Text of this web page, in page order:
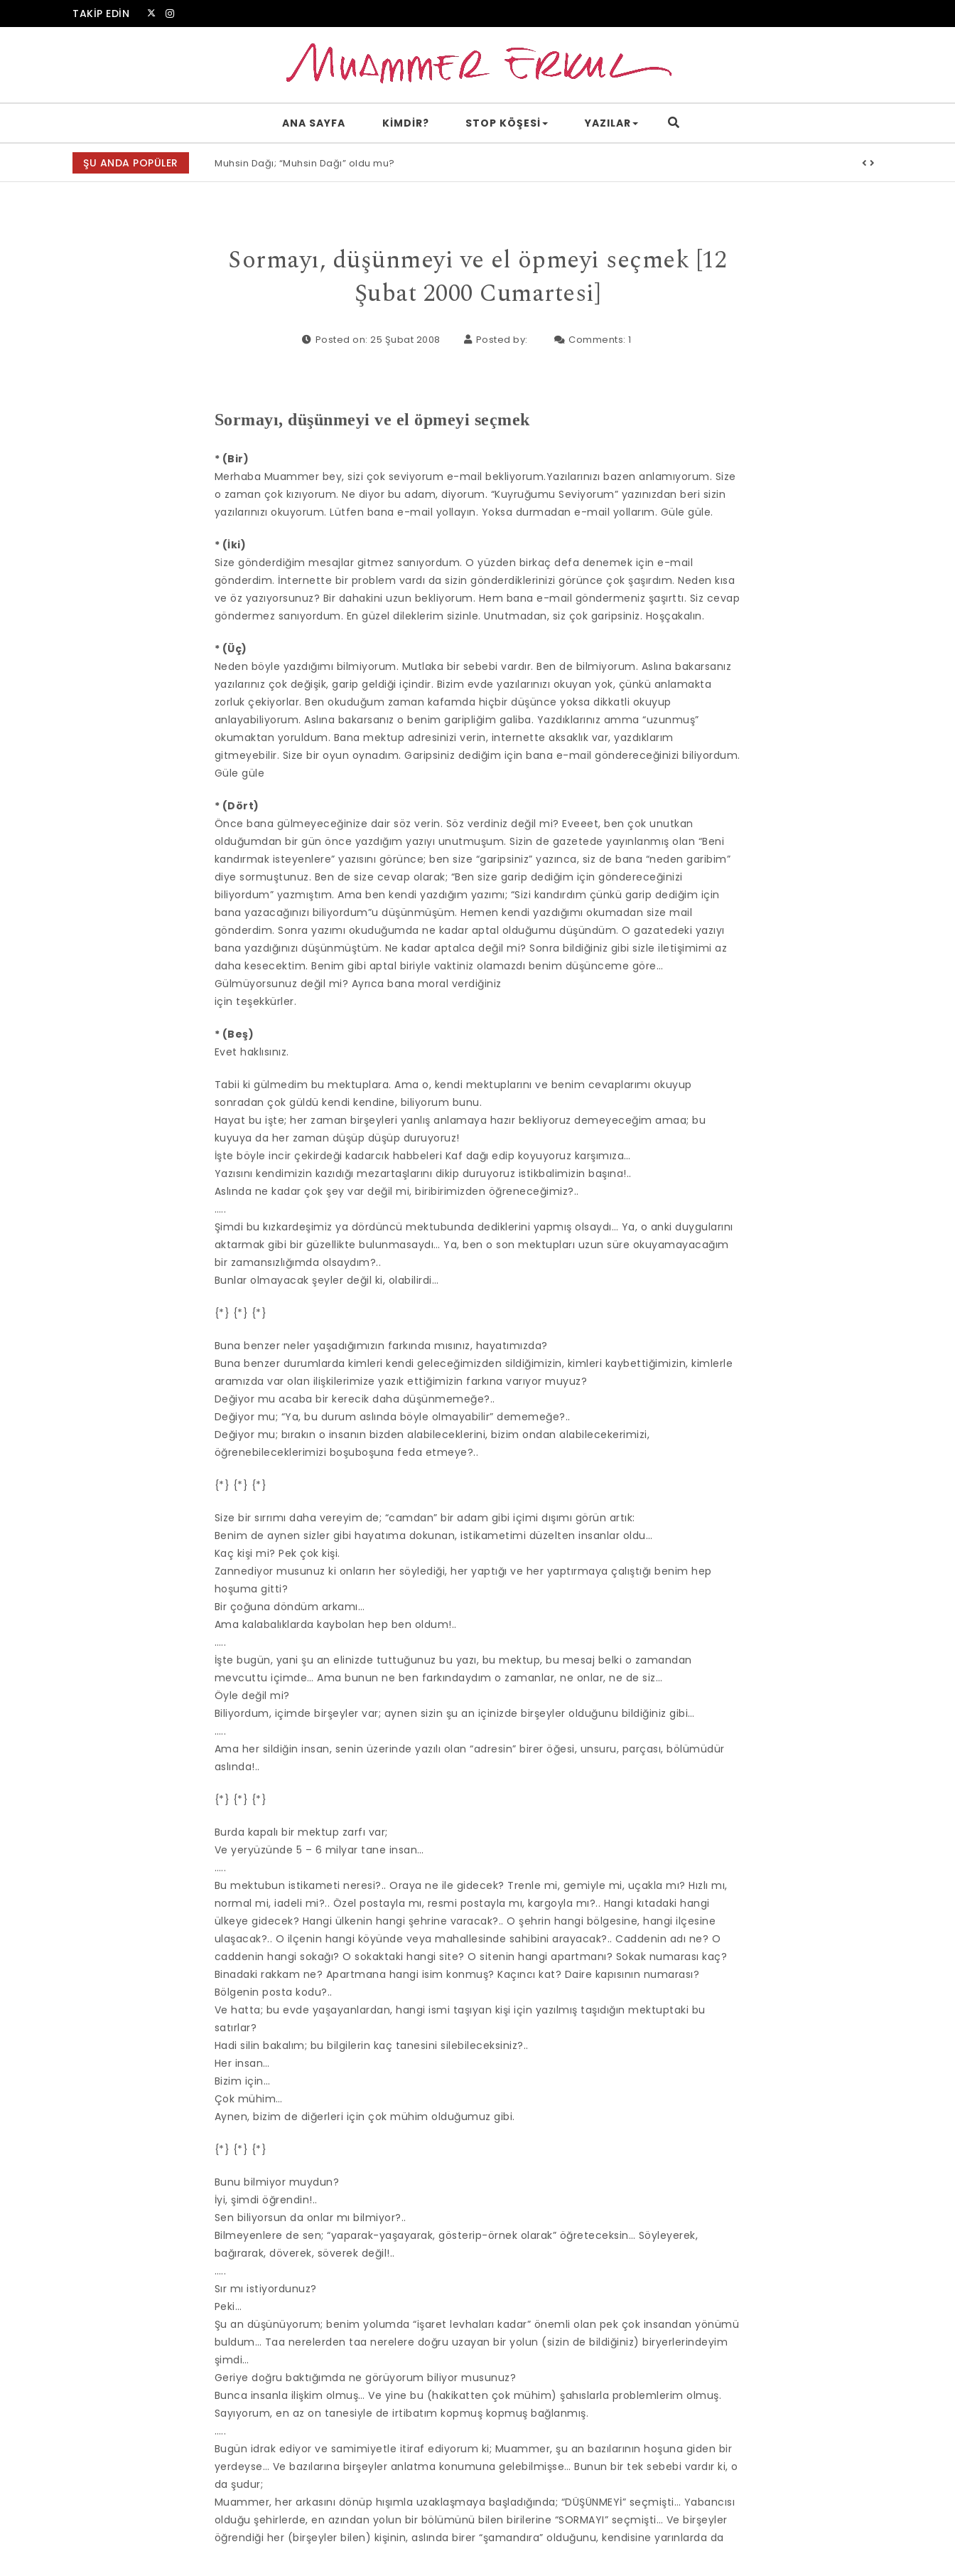
Skip to contentTAKİP EDİN
ANA SAYFA KİMDİR? STOP KÖŞESI YAZILAR
ŞU ANDA POPÜLER Muhsin Dağı; “Muhsin Dağı” oldu mu?
Allah bir, dese sözüne inanır mısın?
Sormayı, düşünmeyi ve el öpmeyi seçmek [12
Şubat 2000 Cumartesi]
Posted on: 25 Şubat 2008 Posted by: Comments:1
Sormayı, düşünmeyi ve el öpmeyi seçmek
* (Bir)
Merhaba Muammer bey, sizi çok seviyorum e-mail bekliyorum.Yazılarınızı bazen anlamıyorum. Size
o zaman çok kızıyorum. Ne diyor bu adam, diyorum. “Kuyruğumu Seviyorum” yazınızdan beri sizin
yazılarınızı okuyorum. Lütfen bana e-mail yollayın. Yoksa durmadan e-mail yollarım. Güle güle.
* (İki)
Size gönderdiğim mesajlar gitmez sanıyordum. O yüzden birkaç defa denemek için e-mail
gönderdim. İnternette bir problem vardı da sizin gönderdiklerinizi görünce çok şaşırdım. Neden kısa
ve öz yazıyorsunuz? Bir dahakini uzun bekliyorum. Hem bana e-mail göndermeniz şaşırttı. Siz cevap
göndermez sanıyordum. En güzel dileklerim sizinle. Unutmadan, siz çok garipsiniz. Hoşçakalın.
* (Üç)
Neden böyle yazdığımı bilmiyorum. Mutlaka bir sebebi vardır. Ben de bilmiyorum. Aslına bakarsanız
yazılarınız çok değişik, garip geldiği içindir. Bizim evde yazılarınızı okuyan yok, çünkü anlamakta
zorluk çekiyorlar. Ben okuduğum zaman kafamda hiçbir düşünce yoksa dikkatli okuyup
anlayabiliyorum. Aslına bakarsanız o benim garipliğim galiba. Yazdıklarınız amma “uzunmuş”
okumaktan yoruldum. Bana mektup adresinizi verin, internette aksaklık var, yazdıklarım
gitmeyebilir. Size bir oyun oynadım. Garipsiniz dediğim için bana e-mail göndereceğinizi biliyordum.
Güle güle
* (Dört)
Önce bana gülmeyeceğinize dair söz verin. Söz verdiniz değil mi? Eveeet, ben çok unutkan
olduğumdan bir gün önce yazdığım yazıyı unutmuşum. Sizin de gazetede yayınlanmış olan “Beni
kandırmak isteyenlere” yazısını görünce; ben size “garipsiniz” yazınca, siz de bana “neden garibim”
diye sormuştunuz. Ben de size cevap olarak; “Ben size garip dediğim için göndereceğinizi
biliyordum” yazmıştım. Ama ben kendi yazdığım yazımı; “Sizi kandırdım çünkü garip dediğim için
bana yazacağınızı biliyordum”u düşünmüşüm. Hemen kendi yazdığımı okumadan size mail
gönderdim. Sonra yazımı okuduğumda ne kadar aptal olduğumu düşündüm. O gazatedeki yazıyı
bana yazdığınızı düşünmüştüm. Ne kadar aptalca değil mi? Sonra bildiğiniz gibi sizle iletişimimi az
daha kesecektim. Benim gibi aptal biriyle vaktiniz olamazdı benim düşünceme göre…
Gülmüyorsunuz değil mi? Ayrıca bana moral verdiğiniz
için teşekkürler.
* (Beş)
Evet haklısınız.
Tabii ki gülmedim bu mektuplara. Ama o, kendi mektuplarını ve benim cevaplarımı okuyup
sonradan çok güldü kendi kendine, biliyorum bunu.
Hayat bu işte; her zaman birşeyleri yanlış anlamaya hazır bekliyoruz demeyeceğim amaa; bu
kuyuya da her zaman düşüp düşüp duruyoruz!
İşte böyle incir çekirdeği kadarcık habbeleri Kaf dağı edip koyuyoruz karşımıza…
Yazısını kendimizin kazıdığı mezartaşlarını dikip duruyoruz istikbalimizin başına!..
Aslında ne kadar çok şey var değil mi, biribirimizden öğreneceğimiz?..
…..
Şimdi bu kızkardeşimiz ya dördüncü mektubunda dediklerini yapmış olsaydı… Ya, o anki duygularını
aktarmak gibi bir güzellikte bulunmasaydı… Ya, ben o son mektupları uzun süre okuyamayacağım
bir zamansızlığımda olsaydım?..
Bunlar olmayacak şeyler değil ki, olabilirdi…
{*} {*} {*}
Buna benzer neler yaşadığımızın farkında mısınız, hayatımızda?
Buna benzer durumlarda kimleri kendi geleceğimizden sildiğimizin, kimleri kaybettiğimizin, kimlerle
aramızda var olan ilişkilerimize yazık ettiğimizin farkına varıyor muyuz?
Değiyor mu acaba bir kerecik daha düşünmemeğe?..
Değiyor mu; “Ya, bu durum aslında böyle olmayabilir” dememeğe?..
Değiyor mu; bırakın o insanın bizden alabileceklerini, bizim ondan alabilecekerimizi,
öğrenebileceklerimizi boşuboşuna feda etmeye?..
{*} {*} {*}
Size bir sırrımı daha vereyim de; “camdan” bir adam gibi içimi dışımı görün artık:
Benim de aynen sizler gibi hayatıma dokunan, istikametimi düzelten insanlar oldu…
Kaç kişi mi? Pek çok kişi.
Zannediyor musunuz ki onların her söylediği, her yaptığı ve her yaptırmaya çalıştığı benim hep
hoşuma gitti?
Bir çoğuna döndüm arkamı…
Ama kalabalıklarda kaybolan hep ben oldum!..
…..
İşte bugün, yani şu an elinizde tuttuğunuz bu yazı, bu mektup, bu mesaj belki o zamandan
mevcuttu içimde… Ama bunun ne ben farkındaydım o zamanlar, ne onlar, ne de siz…
Öyle değil mi?
Biliyordum, içimde birşeyler var; aynen sizin şu an içinizde birşeyler olduğunu bildiğiniz gibi…
…..
Ama her sildiğin insan, senin üzerinde yazılı olan “adresin” birer öğesi, unsuru, parçası, bölümüdür
aslında!..
{*} {*} {*}
Burda kapalı bir mektup zarfı var;
Ve yeryüzünde 5 – 6 milyar tane insan…
…..
Bu mektubun istikameti neresi?.. Oraya ne ile gidecek? Trenle mi, gemiyle mi, uçakla mı? Hızlı mı,
normal mi, iadeli mi?.. Özel postayla mı, resmi postayla mı, kargoyla mı?.. Hangi kıtadaki hangi
ülkeye gidecek? Hangi ülkenin hangi şehrine varacak?.. O şehrin hangi bölgesine, hangi ilçesine
ulaşacak?.. O ilçenin hangi köyünde veya mahallesinde sahibini arayacak?.. Caddenin adı ne? O
caddenin hangi sokağı? O sokaktaki hangi site? O sitenin hangi apartmanı? Sokak numarası kaç?
Binadaki rakkam ne? Apartmana hangi isim konmuş? Kaçıncı kat? Daire kapısının numarası?
Bölgenin posta kodu?..
Ve hatta; bu evde yaşayanlardan, hangi ismi taşıyan kişi için yazılmış taşıdığın mektuptaki bu
satırlar?
Hadi silin bakalım; bu bilgilerin kaç tanesini silebileceksiniz?..
Her insan…
Bizim için…
Çok mühim…
Aynen, bizim de diğerleri için çok mühim olduğumuz gibi.
{*} {*} {*}
Bunu bilmiyor muydun?
İyi, şimdi öğrendin!..
Sen biliyorsun da onlar mı bilmiyor?..
Bilmeyenlere de sen; “yaparak-yaşayarak, gösterip-örnek olarak” öğreteceksin… Söyleyerek,
bağırarak, döverek, söverek değil!..
…..
Sır mı istiyordunuz?
Peki…
Şu an düşünüyorum; benim yolumda “işaret levhaları kadar” önemli olan pek çok insandan yönümü
buldum… Taa nerelerden taa nerelere doğru uzayan bir yolun (sizin de bildiğiniz) biryerlerindeyim
şimdi…
Geriye doğru baktığımda ne görüyorum biliyor musunuz?
Bunca insanla ilişkim olmuş… Ve yine bu (hakikatten çok mühim) şahıslarla problemlerim olmuş.
Sayıyorum, en az on tanesiyle de irtibatım kopmuş kopmuş bağlanmış.
…..
Bugün idrak ediyor ve samimiyetle itiraf ediyorum ki; Muammer, şu an bazılarının hoşuna giden bir
yerdeyse… Ve bazılarına birşeyler anlatma konumuna gelebilmişse… Bunun bir tek sebebi vardır ki, o
da şudur;
Muammer, her arkasını dönüp hışımla uzaklaşmaya başladığında; “DÜŞÜNMEYİ” seçmişti… Yabancısı
olduğu şehirlerde, en azından yolun bir bölümünü bilen birilerine “SORMAYI” seçmişti… Ve birşeyler
öğrendiği her (birşeyler bilen) kişinin, aslında birer “şamandıra” olduğunu, kendisine yarınlarda da